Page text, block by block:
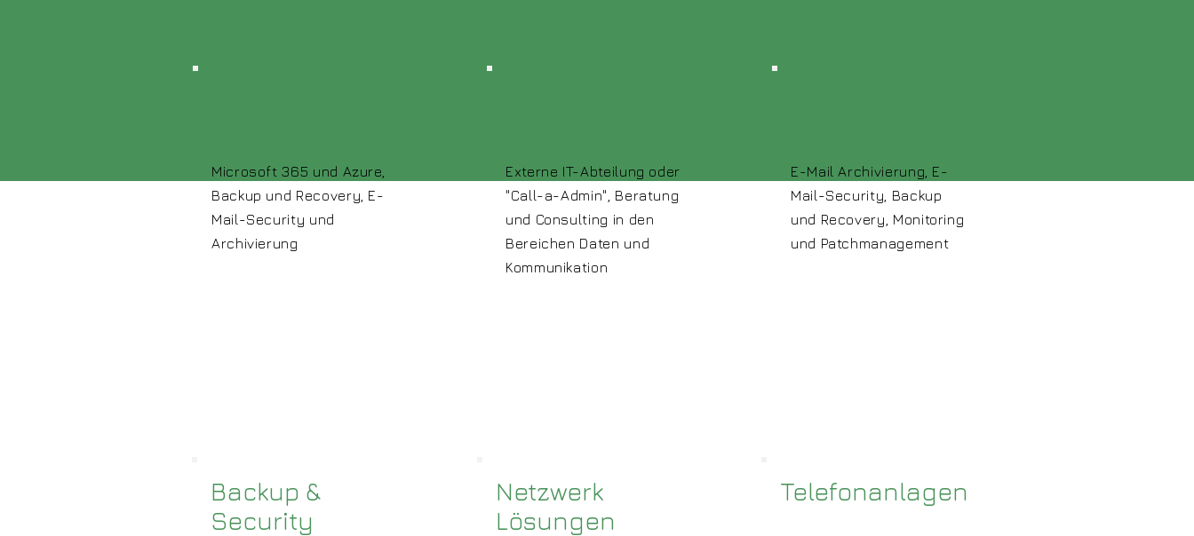
Microsoft 365 und Azure,
Backup und Recovery, E-
Mail-Security und
Archivierung
Externe IT-Abteilung oder
"Call-a-Admin", Beratung
und Consulting in den
Bereichen Daten und
Kommunikation
E-Mail Archivierung, E-
Mail-Security, Backup
und Recovery, Monitoring
und Patchmanagement
Backup &
Security
Netzwerk
Lösungen
Telefonanlagen